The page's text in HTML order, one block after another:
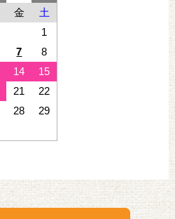
金
土
1
7
8
14
15
21
22
28
29